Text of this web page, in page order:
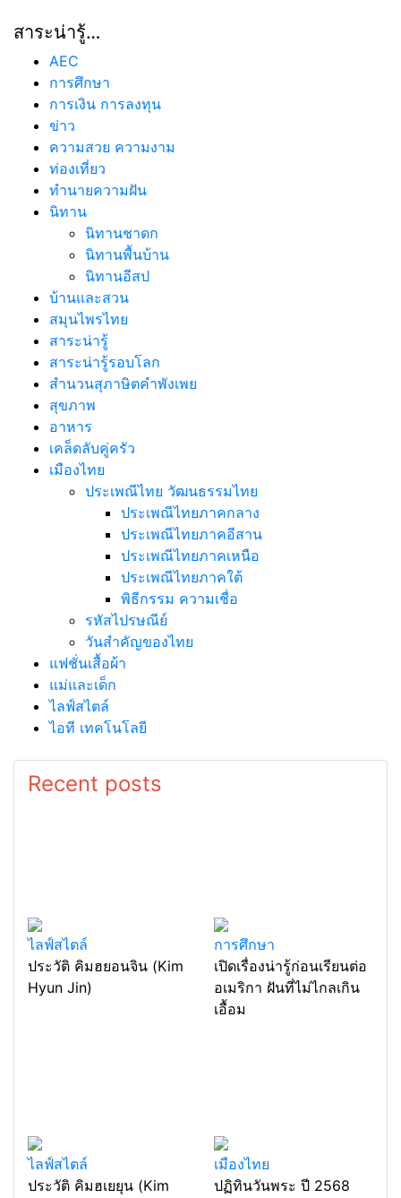
สาระน่ารู้…
AEC
การศึกษา
การเงิน การลงทุน
ข่าว
ความสวย ความงาม
ท่องเที่ยว
ทํานายความฝัน
นิทาน
นิทานชาดก
นิทานพื้นบ้าน
นิทานอีสป
บ้านและสวน
สมุนไพรไทย
สาระน่ารู้
สาระน่ารู้รอบโลก
สำนวนสุภาษิตคำพังเพย
สุขภาพ
อาหาร
เคล็ดลับคู่ครัว
เมืองไทย
ประเพณีไทย วัฒนธรรมไทย
ประเพณีไทยภาคกลาง
ประเพณีไทยภาคอีสาน
ประเพณีไทยภาคเหนือ
ประเพณีไทยภาคใต้
พิธีกรรม ความเชื่อ
รหัสไปรษณีย์
วันสำคัญของไทย
แฟชั่นเสื้อผ้า
แม่และเด็ก
ไลฟ์สไตล์
ไอที เทคโนโลยี
Recent posts
ไลฟ์สไตล์
ประวัติ คิมฮยอนจิน (Kim
Hyun Jin)
การศึกษา
เปิดเรื่องน่ารู้ก่อนเรียนต่อ
อเมริกา ฝันที่ไม่ไกลเกิน
เอื้อม
ไลฟ์สไตล์
ประวัติ คิมฮเยยุน (Kim
เมืองไทย
ปฏิทินวันพระ ปี 2568